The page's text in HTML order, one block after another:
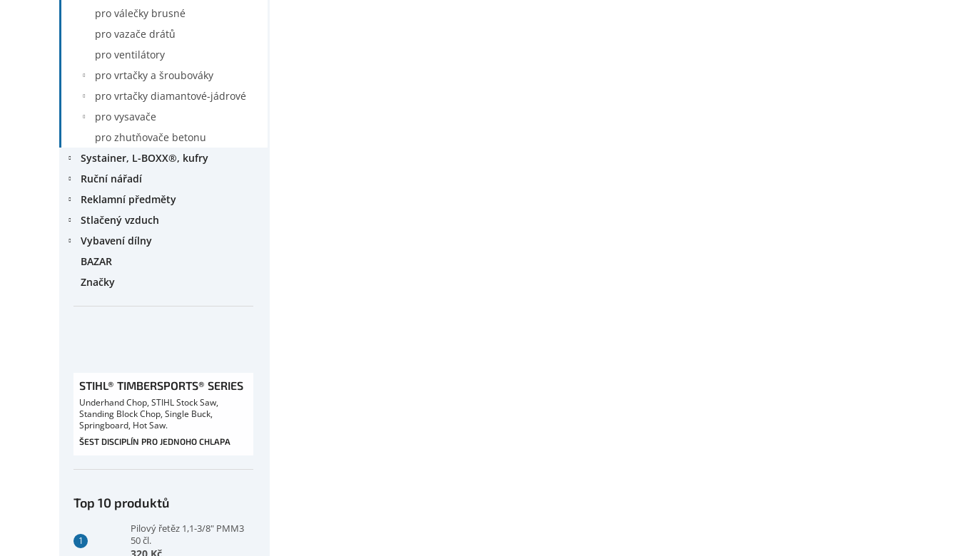
pro válečky brusné
pro vazače drátů
pro ventilátory
pro vrtačky a šroubováky
pro vrtačky diamantové-jádrové
pro vysavače
pro zhutňovače betonu
Systainer, L-BOXX®, kufry
Ruční nářadí
Reklamní předměty
Stlačený vzduch
Vybavení dílny
BAZAR
Značky
STIHL® TIMBERSPORTS® SERIES
Underhand Chop, STIHL Stock Saw,
Standing Block Chop, Single Buck,
Springboard, Hot Saw.
ŠEST DISCIPLÍN PRO JEDNOHO CHLAPA
Top 10 produktů
Pilový řetěz 1,1-3/8" PMM3
50 čl.